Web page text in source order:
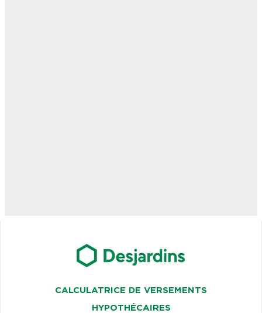
CALCULATRICE DE VERSEMENTS
HYPOTHÉCAIRES